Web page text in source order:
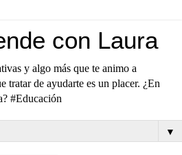
con Laura
y algo más que te animo a
tratar de ayudarte es un placer. ¿En
#Educación
▼